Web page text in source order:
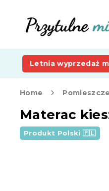
Letnia wyprzedaż
Home
Materac
Produkt Polski 🇵🇱